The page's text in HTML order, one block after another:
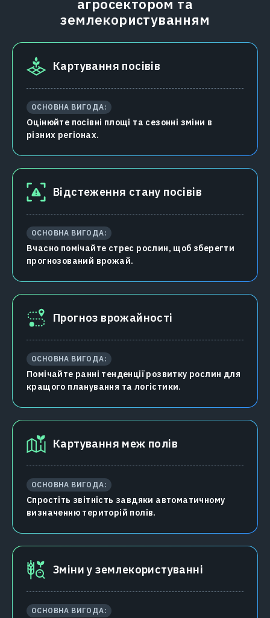
агросектором та
землекористуванням
Картування посівів
ОСНОВНА ВИГОДА:
Оцінюйте посівні площі та сезонні зміни в
різних регіонах.
Відстеження стану посівів
ОСНОВНА ВИГОДА:
Вчасно помічайте стрес рослин, щоб зберегти
прогнозований врожай.
Прогноз врожайності
ОСНОВНА ВИГОДА:
Помічайте ранні тенденції розвитку рослин для
кращого планування та логістики.
Картування меж полів
ОСНОВНА ВИГОДА:
Спростіть звітність завдяки автоматичному
визначенню територій полів.
Зміни у землекористуванні
ОСНОВНА ВИГОДА: